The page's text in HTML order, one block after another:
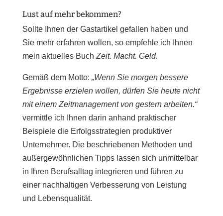
Lust auf mehr bekommen?
Sollte Ihnen der Gastartikel gefallen haben und
Sie mehr erfahren wollen, so empfehle ich Ihnen
mein aktuelles Buch Zeit. Macht. Geld.
Gemäß dem Motto: „Wenn Sie morgen bessere
Ergebnisse erzielen wollen, dürfen Sie heute nicht
mit einem Zeitmanagement von gestern arbeiten.“
vermittle ich Ihnen darin anhand praktischer
Beispiele die Erfolgsstrategien produktiver
Unternehmer. Die beschriebenen Methoden und
außergewöhnlichen Tipps lassen sich unmittelbar
in Ihren Berufsalltag integrieren und führen zu
einer nachhaltigen Verbesserung von Leistung
und Lebensqualität.